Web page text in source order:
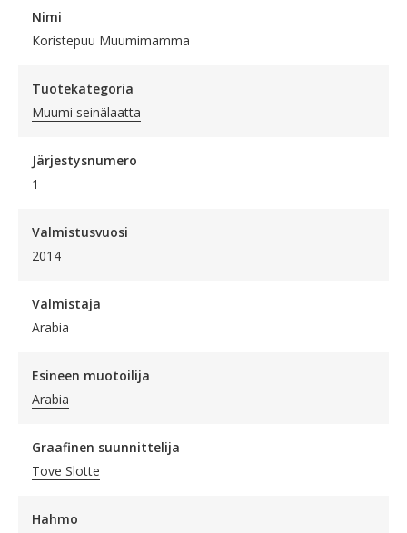
Nimi
Koristepuu Muumimamma
Tuotekategoria
Muumi seinälaatta
Järjestysnumero
1
Valmistusvuosi
2014
Valmistaja
Arabia
Esineen muotoilija
Arabia
Graafinen suunnittelija
Tove Slotte
Hahmo